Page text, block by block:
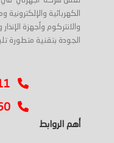
الكهربائية
والانتركوم وأجهزة
الجودة بتقنية متطورة
أهم الروابط